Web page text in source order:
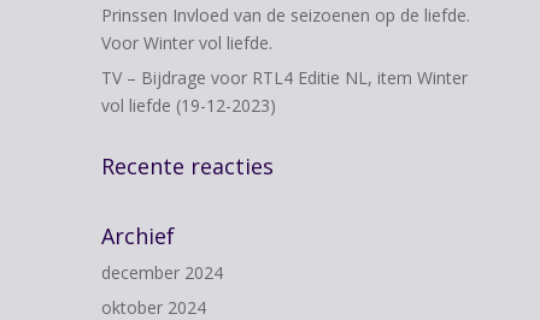
Prinssen Invloed van de seizoenen op de liefde.
Voor Winter vol liefde.
TV – Bijdrage voor RTL4 Editie NL, item Winter
vol liefde (19-12-2023)
Recente reacties
Archief
december 2024
oktober 2024